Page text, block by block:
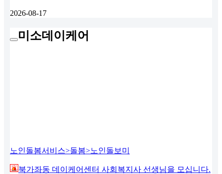
2026-08-17
미소데이케어
노인돌봄서비스>돌봄>노인돌보미
북가좌동 데이케어센터 사회복지사 선생님을 모십니다.